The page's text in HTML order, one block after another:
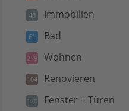
48 Immobilien
61 Bad
279 Wohnen
104 Renovieren
120 Fenster + Türen